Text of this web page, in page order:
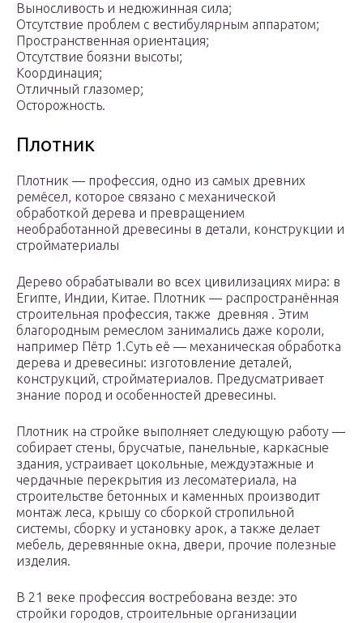
Выносливость и недюжинная сила;
Отсутствие проблем с вестибулярным аппаратом;
Пространственная ориентация;
Отсутствие боязни высоты;
Координация;
Отличный глазомер;
Осторожность.
Плотник
Плотник — профессия, одно из самых древних
ремёсел, которое связано с механической
обработкой дерева и превращением
необработанной древесины в детали, конструкции и
стройматериалы
Дерево обрабатывали во всех цивилизациях мира: в
Египте, Индии, Китае. Плотник — распространённая
строительная профессия, также древняя . Этим
благородным ремеслом занимались даже короли,
например Пётр 1.Суть её — механическая обработка
дерева и древесины: изготовление деталей,
конструкций, стройматериалов. Предусматривает
знание пород и особенностей древесины.
Плотник на стройке выполняет следующую работу —
собирает стены, брусчатые, панельные, каркасные
здания, устраивает цокольные, междуэтажные и
чердачные перекрытия из лесоматериала, на
строительстве бетонных и каменных производит
монтаж леса, крышу со сборкой стропильной
системы, сборку и установку арок, а также делает
мебель, деревянные окна, двери, прочие полезные
изделия.
В 21 веке профессия востребована везде: это
стройки городов, строительные организации